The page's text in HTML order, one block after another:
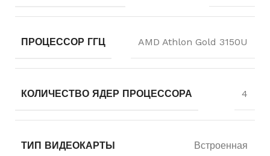
ПРОЦЕССОР ГГЦ AMD Athlon Gold 3150U
КОЛИЧЕСТВО ЯДЕР ПРОЦЕССОРА 4
ТИП ВИДЕОКАРТЫ Встроенная